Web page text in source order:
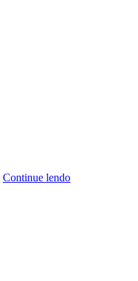
Continue lendo